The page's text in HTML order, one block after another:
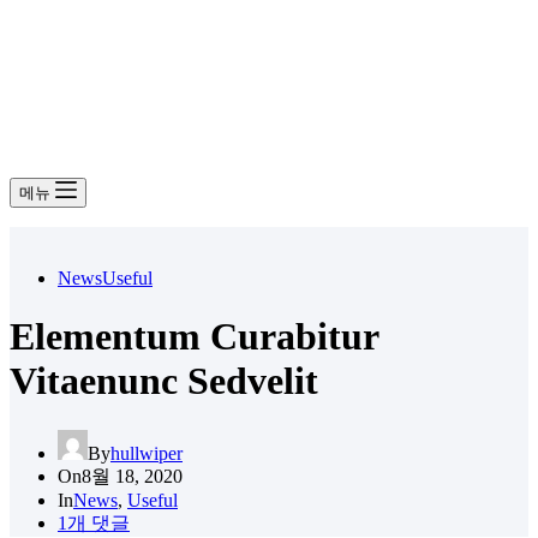
메뉴
NewsUseful
Elementum Curabitur
Vitaenunc Sedvelit
Byhullwiper
On8월 18, 2020
InNews, Useful
1개 댓글